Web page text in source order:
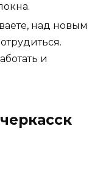
над новым
и